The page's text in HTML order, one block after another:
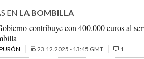
EN LA BOMBILLA
contribuye con 400.000 euros al
23.12.2025 - 13:45 GMT 1